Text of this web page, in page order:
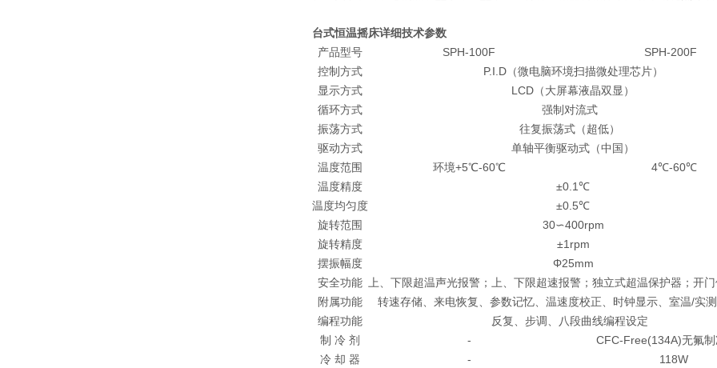
台式恒温摇床详细技术参数
产品型号
SPH-100F
SPH-200F
控制方式
P.I.D（微电脑环境扫描微处理芯片）
显示方式
LCD（大屏幕液晶双显）
循环方式
强制对流式
振荡方式
往复振荡式（超低）
驱动方式
单轴平衡驱动式（中国）
温度范围
环境+5℃-60℃
4℃-60℃
温度精度
±0.1℃
温度均匀度
±0.5℃
旋转范围
30∽400rpm
旋转精度
±1rpm
摆振幅度
Φ25mm
安全功能
上、下限超温声光报警；上、下限超速报警；独立式超温保护器；开
附属功能
转速存储、来电恢复、参数记忆、温速度校正、时钟显示、室温/实
编程功能
反复、步调、八段曲线编程设定
制 冷 剂
-
CFC-Free(134A)无氟
冷 却 器
-
118W